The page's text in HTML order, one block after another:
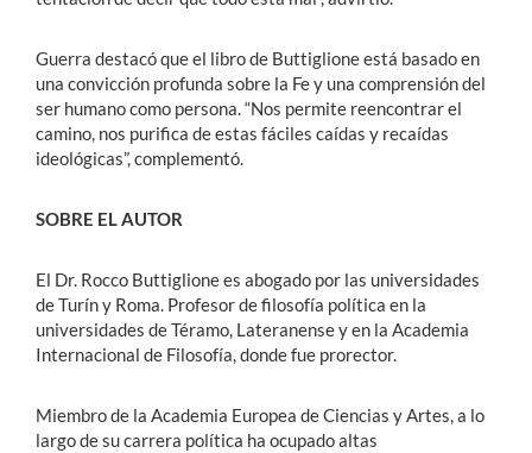
Guerra destacó que el libro de Buttiglione está basado en
una convicción profunda sobre la Fe y una comprensión del
ser humano como persona. “Nos permite reencontrar el
camino, nos purifica de estas fáciles caídas y recaídas
ideológicas”, complementó.
SOBRE EL AUTOR
El Dr. Rocco Buttiglione es abogado por las universidades
de Turín y Roma. Profesor de filosofía política en la
universidades de Téramo, Lateranense y en la Academia
Internacional de Filosofía, donde fue prorector.
Miembro de la Academia Europea de Ciencias y Artes, a lo
largo de su carrera política ha ocupado altas